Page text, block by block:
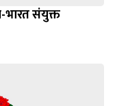
भारत संयुक्त